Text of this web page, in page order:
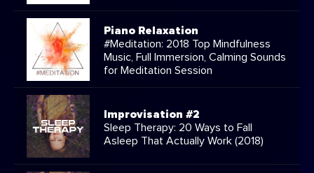
Piano Relaxation
#Meditation: 2018 Top Mindfulness
Music, Full Immersion, Calming Sounds
for Meditation Session
Improvisation #2
Sleep Therapy: 20 Ways to Fall
Asleep That Actually Work (2018)